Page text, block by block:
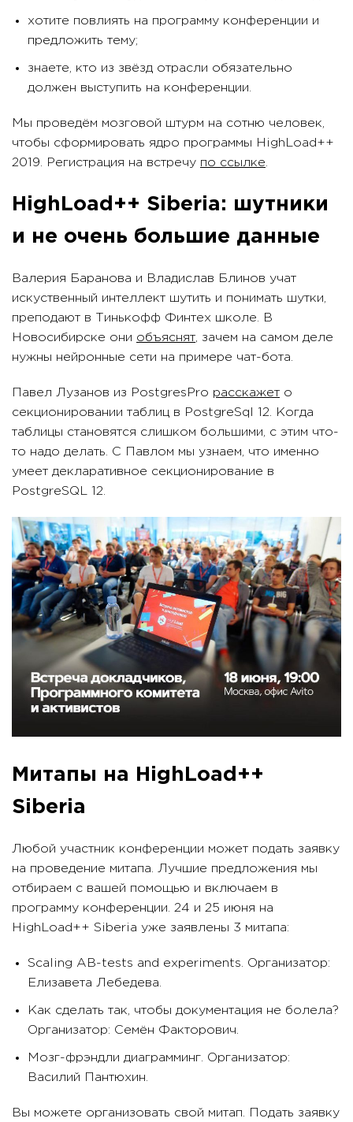
хотите повлиять на программу конференции и
предложить тему;
знаете, кто из звёзд отрасли обязательно
должен выступить на конференции.
Мы проведём мозговой штурм на сотню человек,
чтобы сформировать ядро программы HighLoad++
2019. Регистрация на встречу по ссылке
HighLoad++ Siberia: шутники
и не очень большие данные
Валерия Баранова и Владислав Блинов учат
искуственный интеллект шутить и понимать шутки,
преподают в Тинькофф Финтех школе. В
Новосибирске они объяснят , зачем на самом деле
нужны нейронные сети на примере чат-бота.
Павел Лузанов из PostgresPro расскажет о
секционировании таблиц в PostgreSql 12. Когда
таблицы становятся слишком большими, с этим что-
то надо делать. С Павлом мы узнаем, что именно
умеет декларативное секционирование в
PostgreSQL 12.
Митапы на HighLoad++
Siberia
Любой участник конференции может подать заявку
на проведение митапа. Лучшие предложения мы
отбираем с вашей помощью и включаем в
программу конференции. 24 и 25 июня на
HighLoad++ Siberia уже заявлены 3 митапа:
Scaling AB-tests and experiments. Организатор:
Елизавета Лебедева.
Как сделать так, чтобы документация не болела?
Организатор: Семён Факторович.
Мозг-фрэндли диаграмминг. Организатор:
Василий Пантюхин.
Вы можете организовать свой митап. Подать заявку